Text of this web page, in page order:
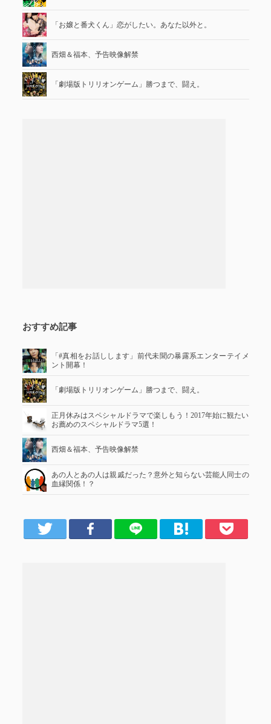
「お嬢と番犬くん」恋がしたい。あなた以外と。
西畑＆福本、予告映像解禁
「劇場版トリリオンゲーム」勝つまで、闘え。
おすすめ記事
「#真相をお話しします」前代未聞の暴露系エンターテイメ
ント開幕！
「劇場版トリリオンゲーム」勝つまで、闘え。
正月休みはスペシャルドラマで楽しもう！2017年始に観たい
お薦めのスペシャルドラマ5選！
西畑＆福本、予告映像解禁
あの人とあの人は親戚だった？意外と知らない芸能人同士の
血縁関係！？
Facebook LINE はてブ Pocket